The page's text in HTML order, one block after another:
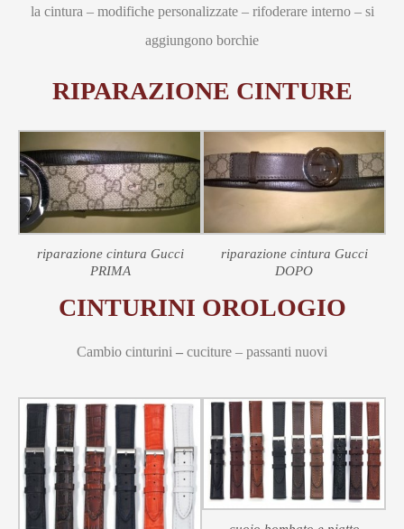
la cintura – modifiche personalizzate – rifoderare interno – si
aggiungono borchie
RIPARAZIONE CINTURE
riparazione cintura Gucci
PRIMA
riparazione cintura Gucci
DOPO
CINTURINI OROLOGIO
Cambio cinturini – cuciture – passanti nuovi